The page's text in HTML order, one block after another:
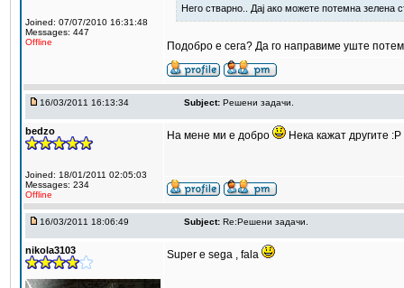
Joined: 07/07/2010 16:31:48
Messages: 447
Offline
Него стварно.. Дај ако можете потемна зелена
Подобро е сега? Да го направиме уште
16/03/2011 16:13:34 Subject: Решени задачи.
bedzo
Joined: 18/01/2011 02:05:03
Messages: 234
Offline
На мене ми е добро Нека кажат другите :Р
16/03/2011 18:06:49 Subject: Re:Решени задачи.
nikola3103 Super e sega , fala